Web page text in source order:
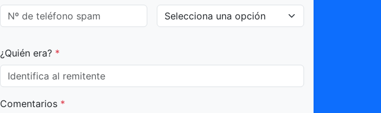
¿Quién era? *
Comentarios *